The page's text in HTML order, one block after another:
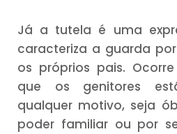
Já a tutela é uma
caracteriza a guarda
os próprios pais.
que os genitores
qualquer motivo, seja
poder familiar ou por